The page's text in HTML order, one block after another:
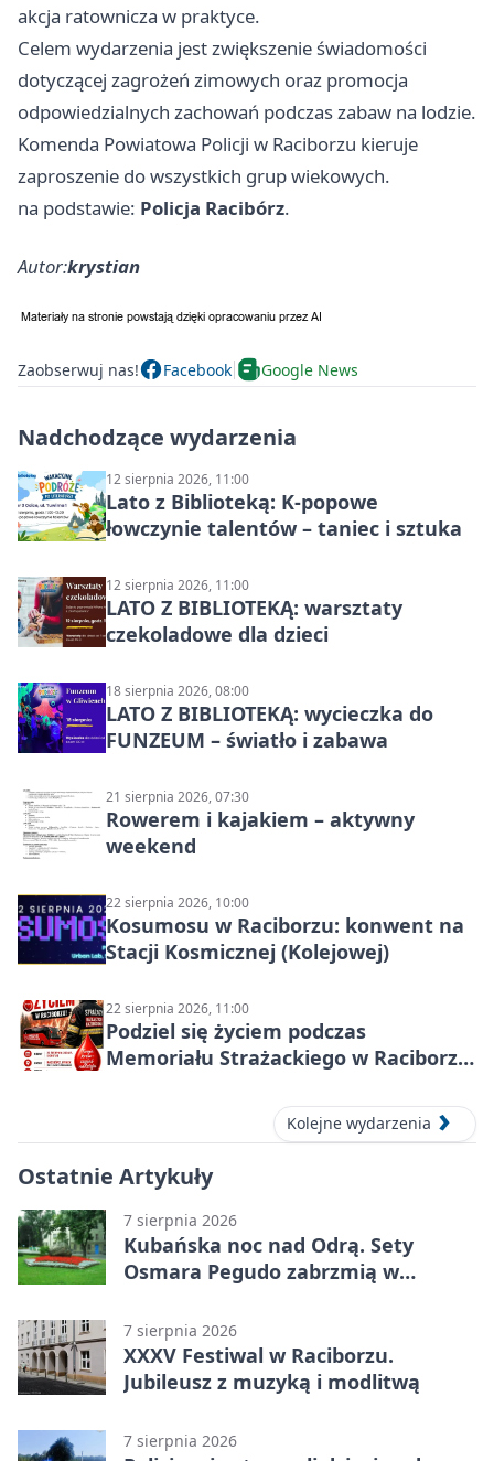
akcja ratownicza w praktyce.
Celem wydarzenia jest zwiększenie świadomości
dotyczącej zagrożeń zimowych oraz promocja
odpowiedzialnych zachowań podczas zabaw na lodzie.
Komenda Powiatowa Policji w Raciborzu kieruje
zaproszenie do wszystkich grup wiekowych.
na podstawie: Policja Racibórz.
Autor:krystian
Zaobserwuj nas! Facebook Google News
Nadchodzące wydarzenia
12 sierpnia 2026, 11:00
Lato z Biblioteką: K-popowe
łowczynie talentów – taniec i sztuka
12 sierpnia 2026, 11:00
LATO Z BIBLIOTEKĄ: warsztaty
czekoladowe dla dzieci
18 sierpnia 2026, 08:00
LATO Z BIBLIOTEKĄ: wycieczka do
FUNZEUM – światło i zabawa
21 sierpnia 2026, 07:30
Rowerem i kajakiem – aktywny
weekend
22 sierpnia 2026, 10:00
Kosumosu w Raciborzu: konwent na
Stacji Kosmicznej (Kolejowej)
22 sierpnia 2026, 11:00
Podziel się życiem podczas
Memoriału Strażackiego w Raciborzu
Kolejne wydarzenia
Ostatnie Artykuły
7 sierpnia 2026
Kubańska noc nad Odrą. Sety
Osmara Pegudo zabrzmią w
7 sierpnia 2026
XXXV Festiwal w Raciborzu.
Jubileusz z muzyką i modlitwą
7 sierpnia 2026